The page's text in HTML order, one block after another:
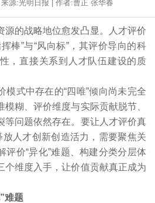
源:光明日报 | 作者:曹正 张华春
源的战略地位愈发凸显。人才评价
棒”与“风向标”，其评价导向的科
，直接关系到人才队伍建设的质
式中存在的“四唯”倾向尚未完全
糊、评价维度与实际贡献脱节、
等问题依然存在。要让人才评价真
放人才创新创造活力，需要聚焦关
评价“异化”难题、构建分类分层体
个维度入手，让价值贡献真正成为
难题